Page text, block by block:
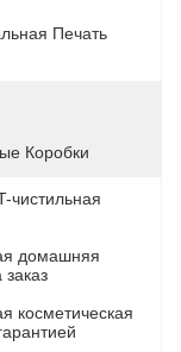
Печать
Коробки
чистильная
домашняя
косметическая